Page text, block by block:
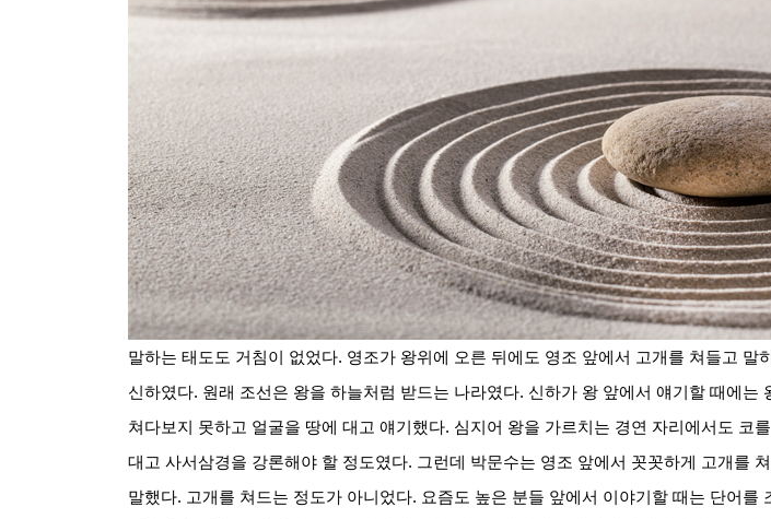
말하는 태도도 거침이 없었다. 영조가 왕위에 오른 뒤에도 영조 앞에서 고개를 쳐들고 말
신하였다. 원래 조선은 왕을 하늘처럼 받드는 나라였다. 신하가 왕 앞에서 얘기할 때에는
쳐다보지 못하고 얼굴을 땅에 대고 얘기했다. 심지어 왕을 가르치는 경연 자리에서도 코
대고 사서삼경을 강론해야 할 정도였다. 그런데 박문수는 영조 앞에서 꼿꼿하게 고개를
말했다. 고개를 쳐드는 정도가 아니었다. 요즘도 높은 분들 앞에서 이야기할 때는 단어를